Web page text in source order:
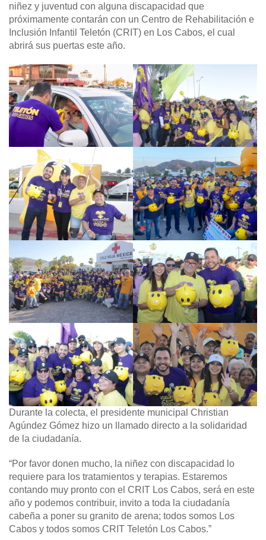
niñez y juventud con alguna discapacidad que
próximamente contarán con un Centro de Rehabilitación e
Inclusión Infantil Teletón (CRIT) en Los Cabos, el cual
abrirá sus puertas este año.
Durante la colecta, el presidente municipal Christian
Agúndez Gómez hizo un llamado directo a la solidaridad
de la ciudadanía.
“Por favor donen mucho, la niñez con discapacidad lo
requiere para los tratamientos y terapias. Estaremos
contando muy pronto con el CRIT Los Cabos, será en este
año y podemos contribuir, invito a toda la ciudadanía
cabeña a poner su granito de arena; todos somos Los
Cabos y todos somos CRIT Teletón Los Cabos.”